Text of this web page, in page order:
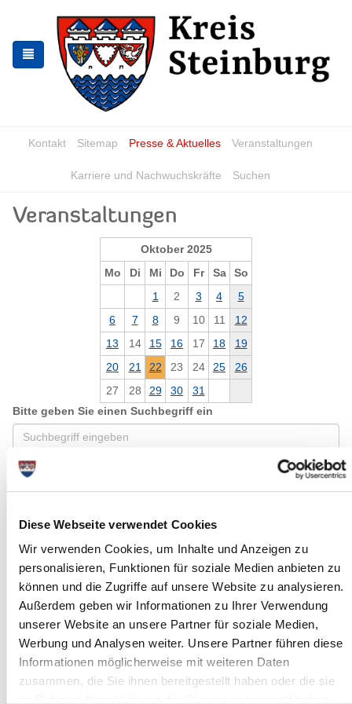
Diese Webseite verwendet Cookies
Wir verwenden Cookies, um Inhalte und Anzeigen zu
personalisieren, Funktionen für soziale Medien anbieten zu
können und die Zugriffe auf unsere Website zu analysieren.
Außerdem geben wir Informationen zu Ihrer Verwendung
unserer Website an unsere Partner für soziale Medien,
Werbung und Analysen weiter. Unsere Partner führen diese
Informationen möglicherweise mit weiteren Daten
zusammen, die Sie ihnen bereitgestellt haben oder die sie
springen
springen
Kontakt Sitemap Presse & Aktuelles Veranstaltungen
Karriere und Nachwuchskräfte Suchen
Veranstaltungen
Oktober 2025
Mo
Di Mi Do Fr Sa
So
1
2 3 4
5
6
7 8 9 10 11
12
13
14 15 16 17 18
19
20
21 22 23 24 25
26
27
28 29 30
31
Bitte geben Sie einen Suchbegriff ein
Monat
Ort
Kategorie